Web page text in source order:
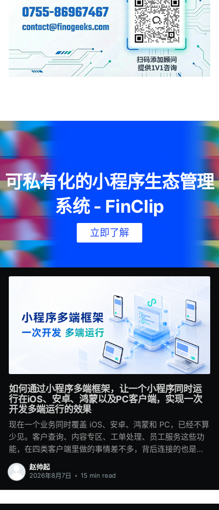
可私有化的小程序生态管理
系统 - FinClip
立即了解
如何通过小程序多端框架，让一个小程序同时运
行在iOS、安卓、鸿蒙以及PC客户端，实现一次
开发多端运行的效果
现在一个业务同时覆盖 iOS、安卓、鸿蒙和 PC，已经不算
少见。客户查询、内容专区、工单处理、员工服务这些功
能，在四类客户端里做的事情差不多，背后连接的也是同
一套业务系统，但开发时经常会落进四个工程：移动端各
写一套，鸿蒙再做适配，PC 端重新处理窗口和键鼠交互。
赵帅起
2026年8月7日 • 15 min read